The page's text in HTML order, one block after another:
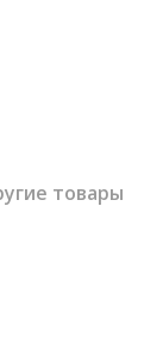
товары